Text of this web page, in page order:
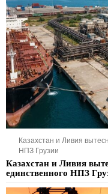
Казахстан и Ливия
НПЗ Грузии
Казахстан и Ливия
единственного НПЗ